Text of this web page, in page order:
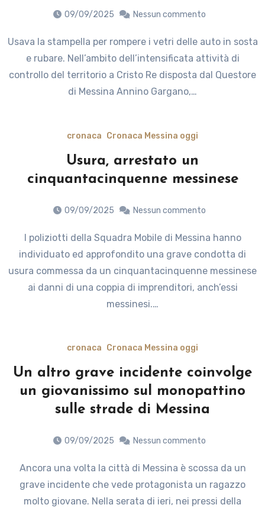
09/09/2025 Nessun commento
Usava la stampella per rompere i vetri delle auto in sosta
e rubare. Nell’ambito dell’intensificata attività di
controllo del territorio a Cristo Re disposta dal Questore
di Messina Annino Gargano,…
cronaca Cronaca Messina oggi
Usura, arrestato un
cinquantacinquenne messinese
09/09/2025 Nessun commento
I poliziotti della Squadra Mobile di Messina hanno
individuato ed approfondito una grave condotta di
usura commessa da un cinquantacinquenne messinese
ai danni di una coppia di imprenditori, anch’essi
messinesi.…
cronaca Cronaca Messina oggi
Un altro grave incidente coinvolge
un giovanissimo sul monopattino
sulle strade di Messina
09/09/2025 Nessun commento
Ancora una volta la città di Messina è scossa da un
grave incidente che vede protagonista un ragazzo
molto giovane. Nella serata di ieri, nei pressi della